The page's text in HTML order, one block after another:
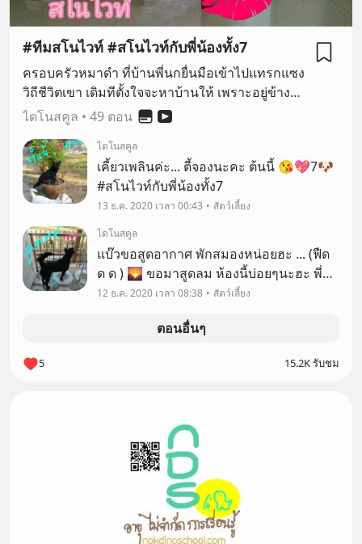
#ทีมสโนไวท์ #สโนไวท์กับพี่น้องทั้ง7
ครอบครัวหมาดำ ที่บ้านพี่นกยื่นมือเข้าไปแทรกแซง
วิถีชีวิตเขา เดิมทีตั้งใจจะหาบ้านให้ เพราะอยู่ข้าง
ทาง ไม่พ้นเป็นหมาจรจัด และอาจต้องตายตั้งแต่
ทั้งที่ไม่คิดว่าจะเลี้ยงเป็นเรื่องราวแล้ว อย่างมากก็
สงเคราะห์กันไปเป็นครั้งคราว เพราะหลังจาก ปู่
น้ำตาล (บางแก้ว) บัดดี้ ตัวเล็ก ลูกหมี ฯลฯ ทยอยจาก
กันไป โดยเฉพาะน้ำตาล ที่อยู่กันมาตั้งแต่ 1 เดือนถึง
12 ปีกว่า เป็นผู้ป่วยติดเตียงอยู่ปีนึง ... เราก็เศร้าเสียใจ
กันทั้งบ้าน 😢 ทีมสโนไวท์ ครอกนี้มี 9 ตัว 🐕 คือ 1.
สโนไวท์ / ไวท์ 2. ถุงเงิน / พี่ถุง 3. สมุตตี้ / มุด มุดๆ 4.
จุ๋งจิ่ว / จิ๋ว จิ๋วๆ 5. บิวตี้ / ตี้ๆ เจ๊ตี้ 6. แบ๊ว / แบ๊วๆ 7. หมี
ในชีวิตเป็นระยะๆ ด้วยค่ะ ขอบคุณทุกท่านสำหรับ
ไดโนสคูล • 49 ตอน
ไดโนสคูล
เคี้ยวเพลินค่ะ... ตี้จองนะคะ ต้นนี้ 😘💖7🐶
#สโนไวท์กับพี่น้องทั้ง7
13 ธ.ค. 2020 เวลา 00:43
สัตว์เลี้ยง
ไดโนสคูล
แบ๊วขอสูดอากาศ พักสมองหน่อยฮะ ... (ฟืด
ด ด ) 🌄 ขอมาสูดลม ห้องนี้บ่อยๆนะฮะ พี่นก
😁🐶
12 ธ.ค. 2020 เวลา 08:38 สัตว์เลี้ยง
ตอนอื่นๆ
5 15.2K รับชม